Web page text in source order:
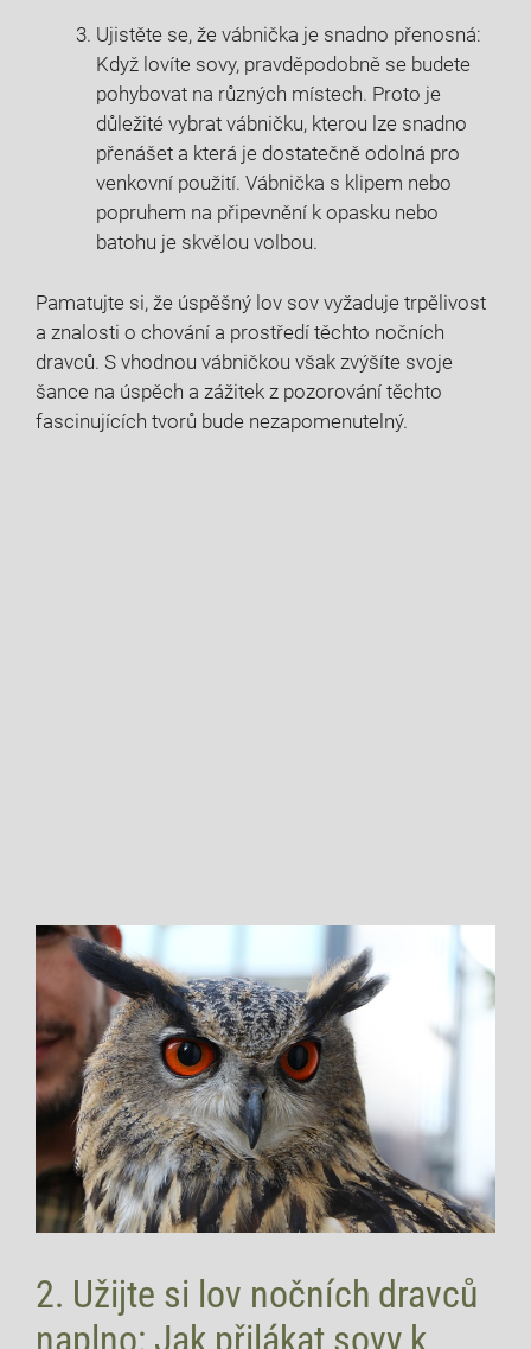
Ujistěte se, že ‌vábnička je snadno ‍přenosná:‍
Když lovíte‌ sovy, pravděpodobně se budete
pohybovat na různých místech. Proto je
⁤důležité vybrat vábničku, kterou lze‍ snadno
přenášet a která je‍ dostatečně odolná pro
venkovní použití. Vábnička s klipem nebo
popruhem na‍ připevnění k⁤ opasku nebo
batohu je ​skvělou volbou.
Pamatujte si, že úspěšný lov sov vyžaduje trpělivost
a znalosti​ o chování⁢ a prostředí těchto‌ nočních
⁤dravců. S⁣ vhodnou vábničkou však zvýšíte svoje
šance na​ úspěch​ a zážitek⁤ z pozorování těchto
fascinujících tvorů⁣ bude nezapomenutelný.
2. Užijte si lov nočních dravců
naplno: Jak přilákat sovy k